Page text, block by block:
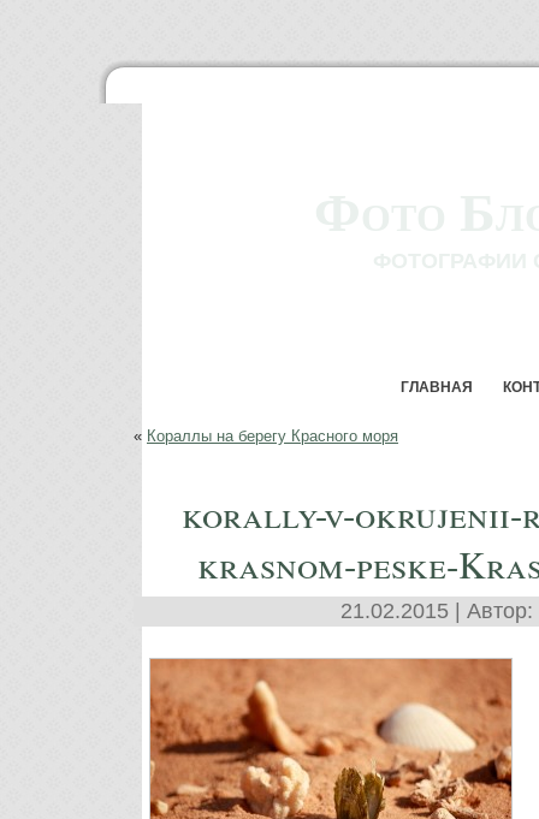
ГЛАВНАЯ
« Кораллы на берегу Красного моря
korally-v-okrujenii-
krasnom-peske-
21.02.2015 | Автор: